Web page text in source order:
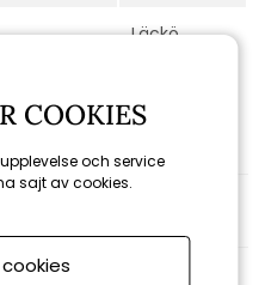
Läckö
1101501777
COOKIES
och service
sajt av cookies.